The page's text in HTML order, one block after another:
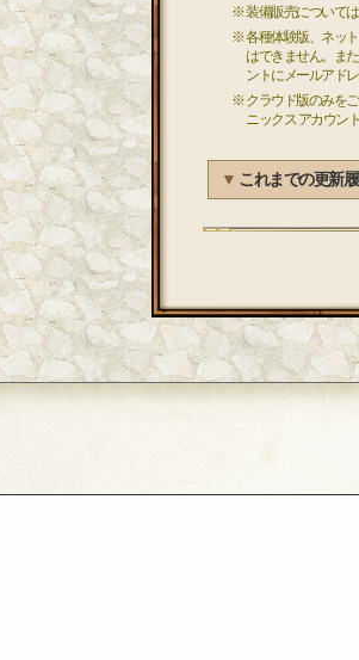
※ 装備販売について
※ 各種体験版、ネッ
はできません。ま
ントにメールアド
※ クラウド版のみを
ニックス アカウン
▼ これまでの更新